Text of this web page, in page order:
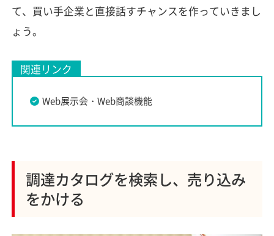
て、買い手企業と直接話すチャンスを作っていきまし
ょう。
関連リンク
Web展示会・Web商談機能
調達カタログを検索し、売り込み
をかける